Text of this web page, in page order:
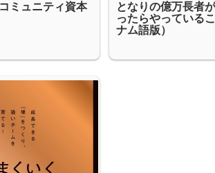
ミュニティ資本
となりの億万長者
ったらやっている
ナム語版）